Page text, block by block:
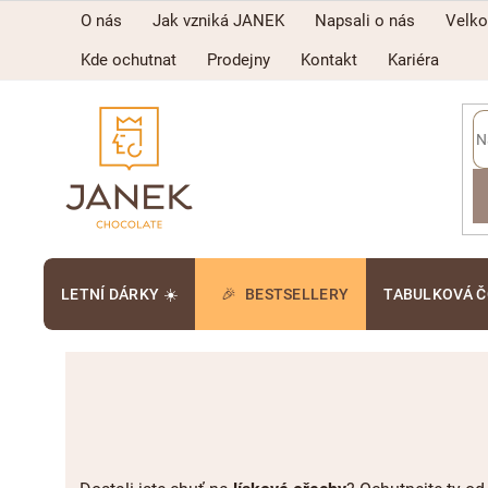
O nás Jak vzniká JANEK Napsali o nás
Kde ochutnat
Prodejny Kontakt Kariéra
LETNÍ DÁRKY ☀️ BESTSELLERY TABULKOVÁ